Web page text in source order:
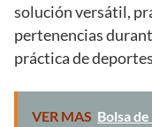
solución versátil,
pertenencias
práctica de
VER MAS Bolsa